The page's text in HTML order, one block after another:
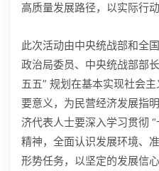
高质量发展路径，以实际行
此次活动由中央统战部和全
政治局委员、中央统战部部
五五” 规划在基本实现社会
要意义，为民营经济发展指
济代表人士要深入学习贯彻
精神，全面认识发展环境、
形势任务，以坚定的发展信